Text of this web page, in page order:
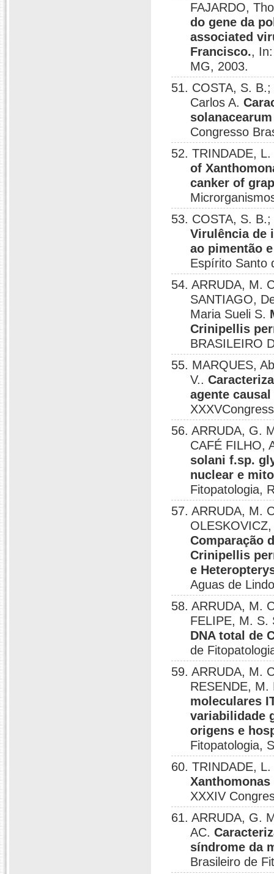
FAJARDO,
do gene da
associated
Francisco.,
MG, 2003.
51. COSTA, S.
Carlos A.
Congresso
52. TRINDADE,
of
canker of
53. COSTA, S.
Virulência de
ao pimentão
Espírito Santo
54. ARRUDA, M.
SANTIAGO,
Maria Sueli S.
Crinipellis
BRASILEIRO
55. MARQUES,
V..
agente
56. ARRUDA, G.
CAFÉ FILHO,
solani f.sp.
nuclear e
Fitopatologia,
57. ARRUDA, M.
Comparação
Crinipellis
e
Aguas de
58. ARRUDA, M.
FELIPE, M.
DNA total de
de
59. ARRUDA, M.
RESENDE,
moleculares
variabilidade
origens e
Fitopatologia,
60. TRINDADE,
XXXIV
61. ARRUDA, G.
AC.
síndrome da
Brasileiro de